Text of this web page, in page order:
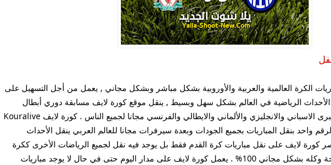
الكرة العالمية والعربية والأوروبية بشكل مباشر وبشكل مجاني , يعمل من أجل التسهيل على
الأحداث الرياضية في العالم بشكل سهل وبسيط , ينقل موقع كورة لايف مسابقة دوري أبطال
اوروبا والدوريات الخمسة الكبرى الاسباني والانجليزي والألماني والايطالي والفرنسي مجانا لجميع الناس . كورة لايف Kouralive
واحد بنقل المباريات بجميع الجودات وبعدة سيرفرات مجانا للعالم العربي ينقل الأحداث
كورة لايف على نقل مباريات كرة القدم فقط بل يوجد فيه نقل لجميع الرياضات الأخرى ككرة
السلة وكرة المضرب والسباحة وكله بشكل مجاني 100% . يعمل كورة لايف على مدار اليوم حتى في حال لا يوجد مباريات